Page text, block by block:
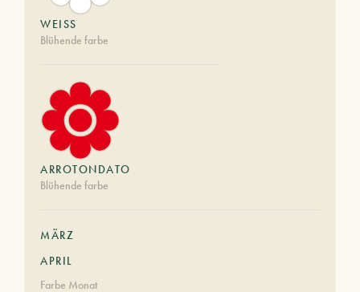
WEISS
Blühende farbe
ARROTONDATO
Blühende farbe
MÄRZ
APRIL
Farbe Monat